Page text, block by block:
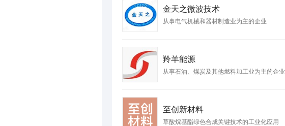
金天之微波技术
从事电气机械和器材制造业为主的企业
羚羊能源
从事石油、煤炭及其他燃料加工业为主的企业
至创新材料
草酸烷基酯绿色合成关键技术的工业化应用